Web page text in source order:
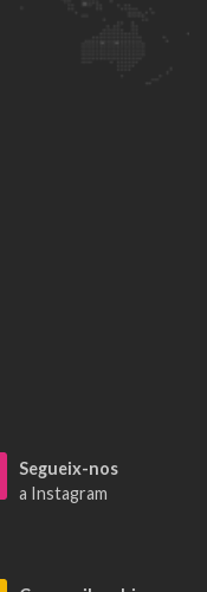
Segueix-nos
a Instagram